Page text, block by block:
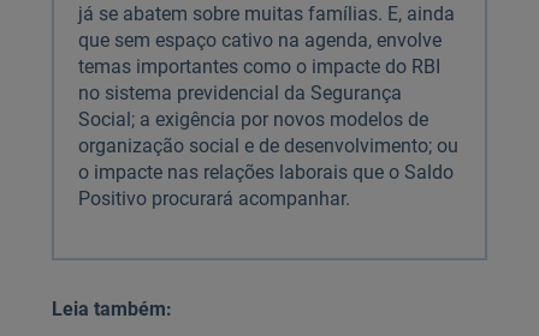
já se abatem sobre muitas famílias. E, ainda
que sem espaço cativo na agenda, envolve
temas importantes como o impacte do RBI
no sistema previdencial da Segurança
Social; a exigência por novos modelos de
organização social e de desenvolvimento; ou
o impacte nas relações laborais que o Saldo
Positivo procurará acompanhar.
Leia também: